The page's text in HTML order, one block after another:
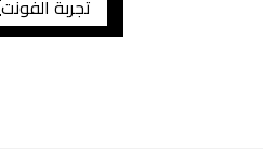
تجربة الفونت